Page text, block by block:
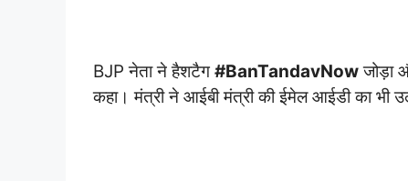
BJP नेता ने हैशटैग #BanTandavNowजोड़ा
कहा। मंत्री ने आईबी मंत्री की ईमेल आईडी का